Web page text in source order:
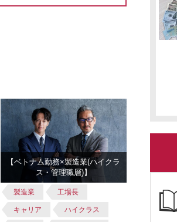
【ベトナム勤務×製造業(ハイクラ
ス・管理職層)】
製造業 工場長
キャリア ハイクラス